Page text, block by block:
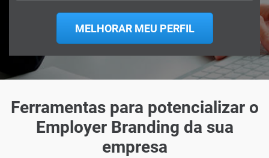
Ferramentas para potencializar o
Employer Branding da sua
empresa